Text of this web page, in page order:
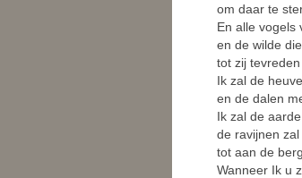
om daar te
En alle vogels
en de wilde
tot zij
Ik zal de
en de dalen
Ik zal de
de ravijnen zal
tot aan de
Wanneer Ik u